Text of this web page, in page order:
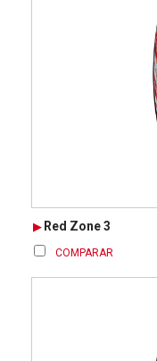
Red Zone 3
COMPARAR